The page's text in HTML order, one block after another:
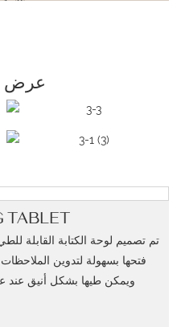
عرض
TABLET
تم تصميم لوحة الكتابة القابلة
فتحها بسهولة لتدوين الملاحظات
ويمكن طيها بشكل أنيق عند